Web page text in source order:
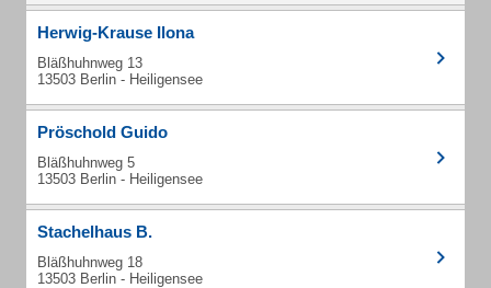
Herwig-Krause Ilona
Bläßhuhnweg 13
13503 Berlin - Heiligensee
Pröschold Guido
Bläßhuhnweg 5
13503 Berlin - Heiligensee
Stachelhaus B.
Bläßhuhnweg 18
13503 Berlin - Heiligensee